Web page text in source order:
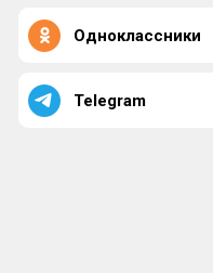
Одноклассники
Telegram